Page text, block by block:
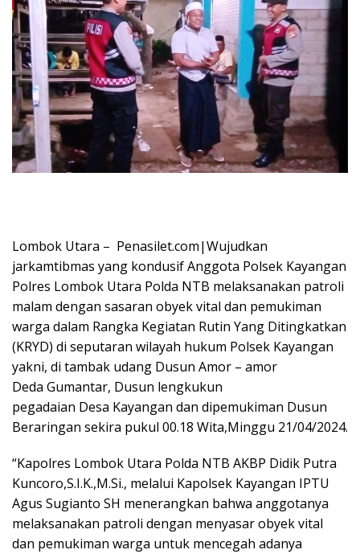
Lombok Utara – Penasilet.com|Wujudkan
jarkamtibmas yang kondusif Anggota Polsek Kayangan
Polres Lombok Utara Polda NTB melaksanakan patroli
malam dengan sasaran obyek vital dan pemukiman
warga dalam Rangka Kegiatan Rutin Yang Ditingkatkan
(KRYD) di seputaran wilayah hukum Polsek Kayangan
yakni, di tambak udang Dusun Amor – amor
Deda Gumantar, Dusun lengkukun
pegadaian Desa Kayangan dan dipemukiman Dusun
Beraringan sekira pukul 00.18 Wita,Minggu 21/04/2024.
“Kapolres Lombok Utara Polda NTB AKBP Didik Putra
Kuncoro,S.I.K.,M.Si., melalui Kapolsek Kayangan IPTU
Agus Sugianto SH menerangkan bahwa anggotanya
melaksanakan patroli dengan menyasar obyek vital
dan pemukiman warga untuk mencegah adanya